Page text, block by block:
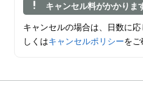
キャンセル料がかかりま
キャンセルの場合は、日数に
しくはキャンセルポリシーをご